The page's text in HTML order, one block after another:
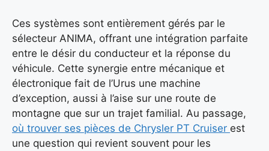
Ces systèmes sont entièrement gérés par le
sélecteur ANIMA, offrant une intégration parfaite
entre le désir du conducteur et la réponse du
véhicule. Cette synergie entre mécanique et
électronique fait de l’Urus une machine
d’exception, aussi à l’aise sur une route de
montagne que sur un trajet familial. Au passage,
où trouver ses pièces de Chrysler PT Cruiser est
une question qui revient souvent pour les